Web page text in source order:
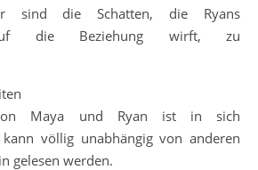
sind die Schatten, die Ryans
auf die Beziehung wirft, zu
Maya und Ryan ist in sich
kann völlig unabhängig von anderen
gelesen werden.